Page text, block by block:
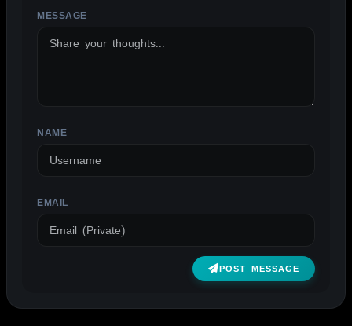
MESSAGE
NAME
EMAIL
POST MESSAGE
ALTERNATIVE: